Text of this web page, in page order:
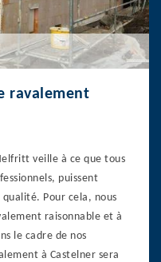
ravalement
veille à ce que tous
puissent
qualité. Pour cela, nous
raisonnable et à
le cadre de nos
à Castelner sera